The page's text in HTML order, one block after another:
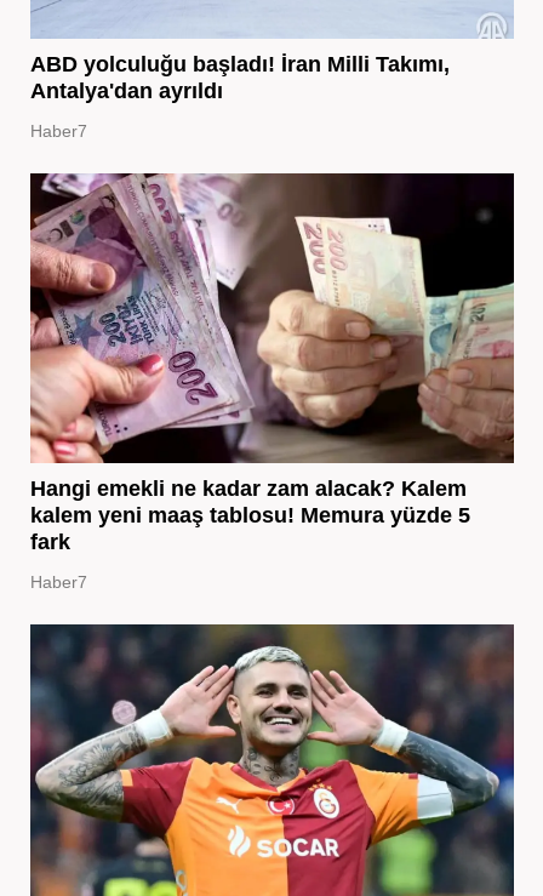
ABD yolculuğu başladı! İran Milli Takımı,
Antalya'dan ayrıldı
Haber7
Hangi emekli ne kadar zam alacak? Kalem
kalem yeni maaş tablosu! Memura yüzde 5
fark
Haber7